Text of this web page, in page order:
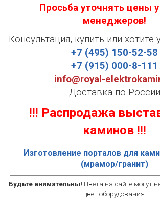
Просьба уточнять цены
менеджеров!
Консультация, купить или хотите
+7 (495) 150-52-58
+7 (915) 000-8-111
info@royal-
Доставка по России
!!! Распродажа
каминов !!!
Изготовление порталов для
(мрамор/гранит)
Будьте внимательны! Цвета на сайте могут
цвет оборудования.